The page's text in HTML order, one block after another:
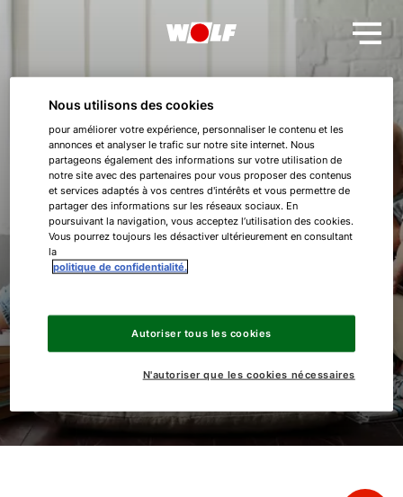
Merci beaucoup !
Vous avez enregistré avec succès votre appareil WOLF
pour la garantie de 5 ans.
Bonjour !
Comment pouvons-nous vous aider ?
Assistance commerciale
Pompe a chaleur FHA
Liens rapides
Nous utilisons des cookies
pour améliorer votre expérience, personnaliser le contenu et les
annonces et analyser le trafic sur notre site internet. Nous
partageons également des informations sur votre utilisation de
notre site avec des partenaires pour vous proposer des contenus
et services adaptés à vos centres d'intérêts et vous permettre de
partager des informations sur les réseaux sociaux. En
poursuivant la navigation, vous acceptez l’utilisation des cookies.
Vous pourrez toujours les désactiver ultérieurement en consultant
la
politique de confidentialité.
N'autoriser que les cookies nécessaires
Autoriser tous les cookies